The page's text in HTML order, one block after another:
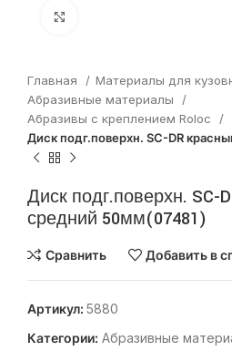
Главная
Материалы для
Абразивные материалы
Абразивы с креплением Roloc
Диск подг.поверхн. SC-DR
Диск подг.поверхн. SC-
средний 50мм(07481)
Сравнить Добавить в
Артикул: 5880
Категории: Абразивные